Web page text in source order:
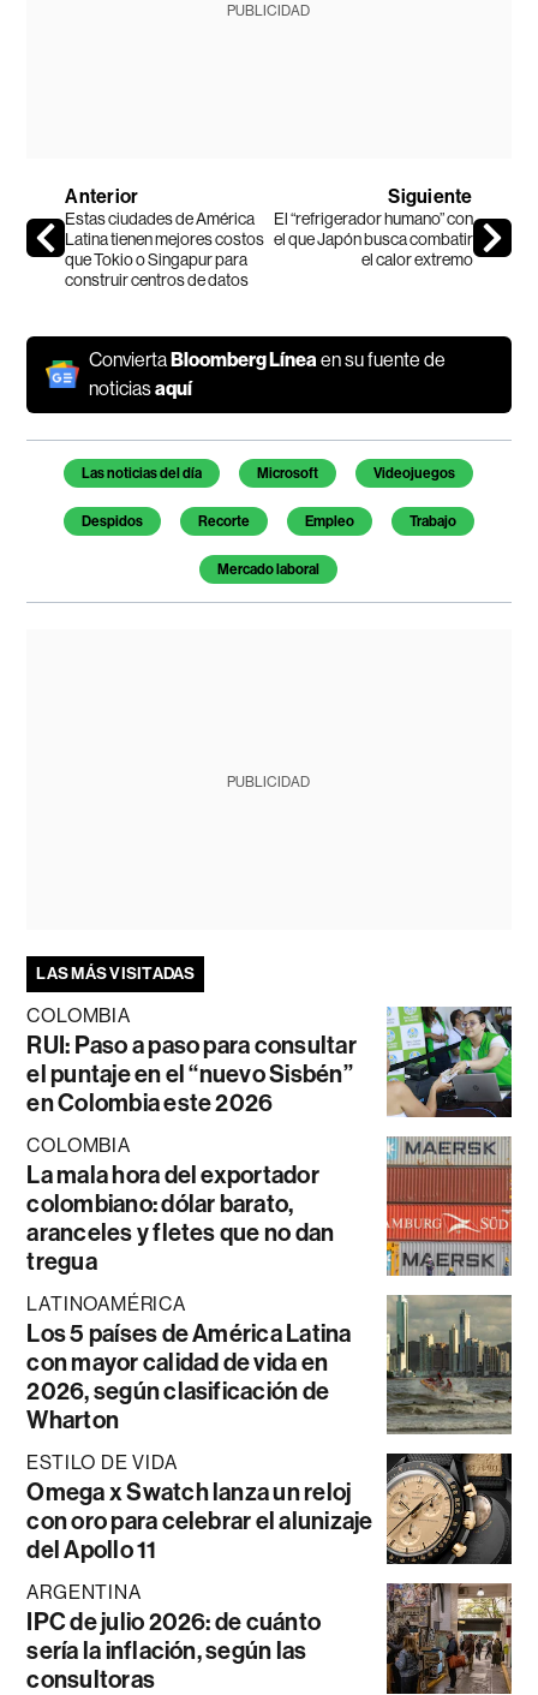
PUBLICIDAD
Anterior
Estas ciudades de América
Latina tienen mejores costos
que Tokio o Singapur para
construir centros de datos
Siguiente
El “refrigerador humano” con
el que Japón busca combatir
el calor extremo
ConviertaBloomberg Línea en su fuente de
noticiasaquí
Temas de este artículo
Las noticias del día Microsoft Videojuegos
Despidos Recorte Empleo Trabajo
Mercado laboral
PUBLICIDAD
LAS MÁS VISITADAS
COLOMBIA
RUI: Paso a paso para consultar
el puntaje en el “nuevo Sisbén”
en Colombia este 2026
COLOMBIA
La mala hora del exportador
colombiano: dólar barato,
aranceles y fletes que no dan
tregua
LATINOAMÉRICA
Los 5 países de América Latina
con mayor calidad de vida en
2026, según clasificación de
Wharton
ESTILO DE VIDA
Omega x Swatch lanza un reloj
con oro para celebrar el alunizaje
del Apollo 11
ARGENTINA
IPC de julio 2026: de cuánto
sería la inflación, según las
consultoras